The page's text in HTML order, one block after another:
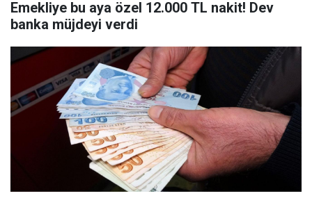
Emekliye bu aya özel 12.000 TL nakit! Dev
banka müjdeyi verdi